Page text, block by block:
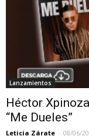
Lanzamientos
Héctor
“Me Dueles”
Leticia Zárate - 08/06/